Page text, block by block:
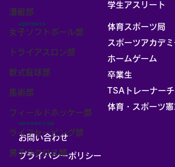
漕艇部
女子ソフトボール部
トライアスロン部
軟式庭球部
馬術部
フィールドホッケー部
ライフセービング部
男子ラクロス部
学生アスリート
体育スポーツ局
スポーツアカデミ
ホームゲーム
卒業生
TSAトレーナー
体育・スポーツ憲
CONTENTS
INFORMATION
お問い合わせ
プライバシーポリシー